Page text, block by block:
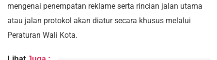
mengenai penempatan reklame serta rincian jalan utama
atau jalan protokol akan diatur secara khusus melalui
Peraturan Wali Kota.